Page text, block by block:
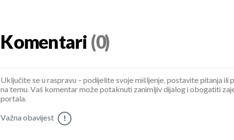
Komentari (0)
Uključite se u raspravu – podijelite svoje mišljenje, postavite pitanja ili
na temu. Vaš komentar može potaknuti zanimljiv dijalog i obogatiti
portala.
Važna obavijest !